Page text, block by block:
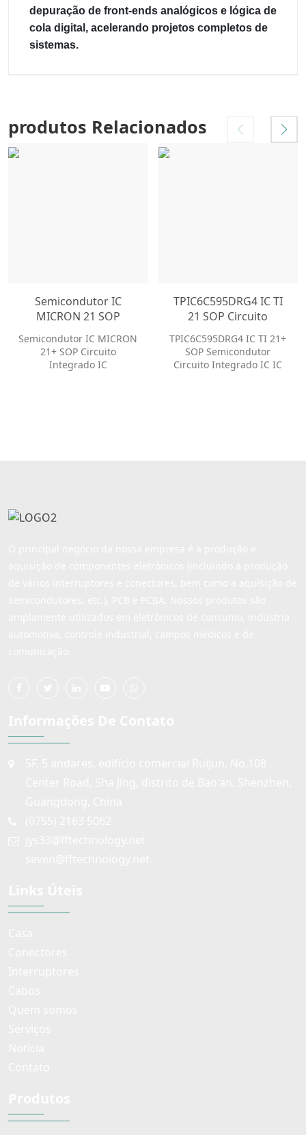
depuração de front-ends analógicos e lógica de
cola digital, acelerando projetos completos de
sistemas.
produtos Relacionados
Semicondutor IC
MICRON 21 SOP
Circuito Integrado IC
IC
Semicondutor IC MICRON
21+ SOP Circuito
Integrado IC
TPIC6C595DRG4 IC TI
21 SOP Circuito
TPIC6C595DRG4 IC TI 21+
SOP Semicondutor
Circuito Integrado IC IC